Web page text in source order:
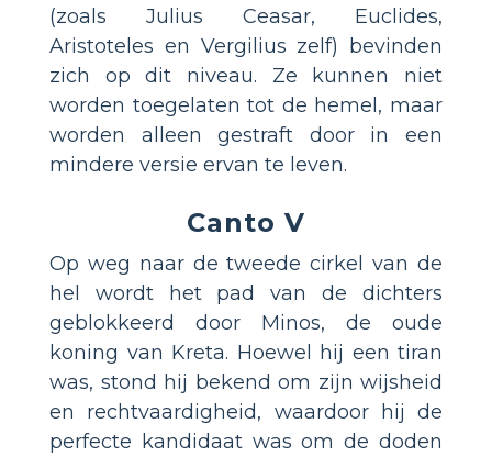
(zoals Julius Ceasar, Euclides,
Aristoteles en Vergilius zelf) bevinden
zich op dit niveau. Ze kunnen niet
worden toegelaten tot de hemel, maar
worden alleen gestraft door in een
mindere versie ervan te leven.
Canto V
Op weg naar de tweede cirkel van de
hel wordt het pad van de dichters
geblokkeerd door Minos, de oude
koning van Kreta. Hoewel hij een tiran
was, stond hij bekend om zijn wijsheid
en rechtvaardigheid, waardoor hij de
perfecte kandidaat was om de doden